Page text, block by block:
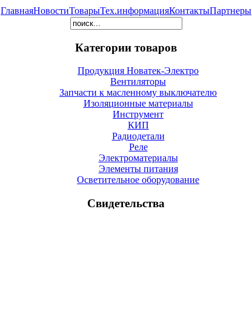
ГлавнаяНовостиТоварыТех.информацияКонтактыПартнеры
Категории товаров
Продукция Новатек-Электро
Вентиляторы
Запчасти к масленному выключателю
Изоляционные материалы
Инструмент
КИП
Радиодетали
Реле
Электроматериалы
Элементы питания
Осветительное оборудование
Свидетельства